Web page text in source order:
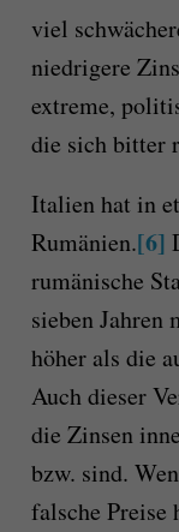
viel
niedrigere
extreme,
die sich bitter
Italien hat in
Rumänien.[6]
rumänische
sieben Jahren
höher als die
Auch dieser
die Zinsen
bzw. sind.
falsche Preise